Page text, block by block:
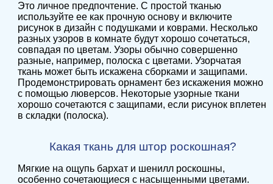
Это личное предпочтение. С простой тканью
используйте ее как прочную основу и включите
рисунок в дизайн с подушками и коврами. Несколько
разных узоров в комнате будут хорошо сочетаться,
совпадая по цветам. Узоры обычно совершенно
разные, например, полоска с цветами. Узорчатая
ткань может быть искажена сборками и защипами.
Продемонстрировать орнамент без искажения можно
с помощью люверсов. Некоторые узорные ткани
хорошо сочетаются с защипами, если рисунок вплетен
в складки (полоска).
Какая ткань для штор роскошная?
Мягкие на ощупь бархат и шенилл роскошны,
особенно сочетающиеся с насыщенными цветами.